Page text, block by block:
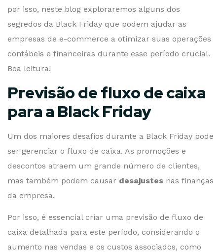
por isso, neste blog exploraremos alguns dos
segredos da Black Friday que podem ajudar as
empresas de e-commerce a otimizar suas operações
contábeis e financeiras durante esse período crucial.
Boa leitura!
Previsão de fluxo de caixa
para a Black Friday
Um dos maiores desafios durante a Black Friday pode
ser gerenciar o fluxo de caixa. As promoções e
descontos atraem um grande número de clientes,
mas também podem causar desajustes nas finanças
da empresa.
Por isso, é essencial criar uma previsão de fluxo de
caixa detalhada para este período, considerando o
aumento nas vendas e os custos associados, como